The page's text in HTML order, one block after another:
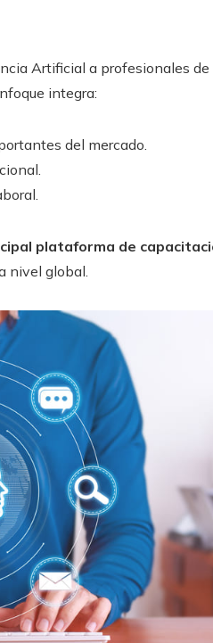
Artificial a profesionales de
integra:
del mercado.
plataforma de
nivel global.